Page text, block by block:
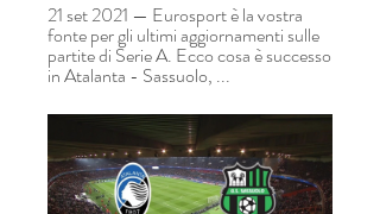
21 set 2021 — Eurosport è la vostra
fonte per gli ultimi aggiornamenti sulle
partite di Serie A. Ecco cosa è successo
in Atalanta - Sassuolo, ...